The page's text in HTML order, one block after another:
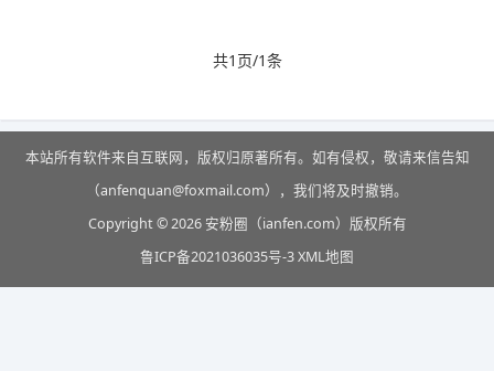
共1页/1条
本站所有软件来自互联网，版权归原著所有。如有侵权，敬请来信告知
（anfenquan@foxmail.com），我们将及时撤销。
Copyright © 2026 安粉圈（ianfen.com）版权所有
鲁ICP备2021036035号-3XML地图